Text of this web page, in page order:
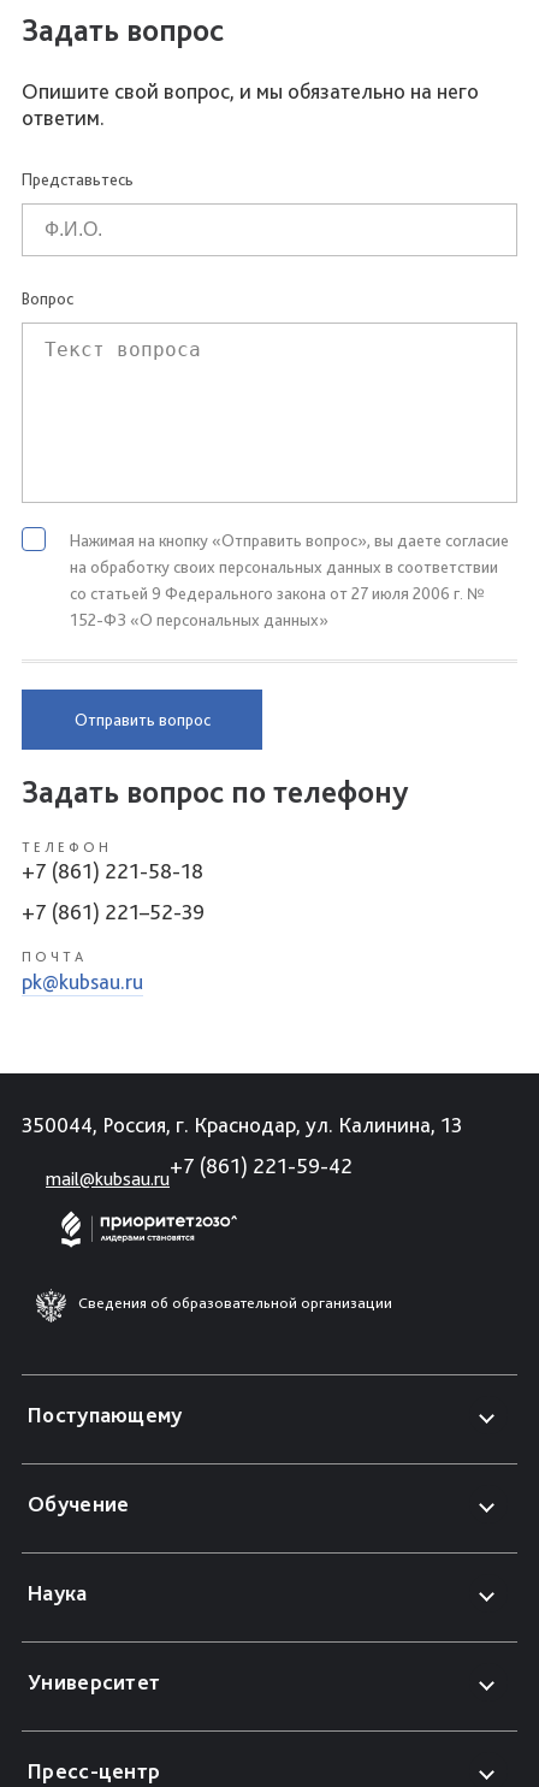
Задать вопрос
Опишите свой вопрос, и мы обязательно на него
ответим.
Представьтесь
Вопрос
Нажимая на кнопку «Отправить вопрос», вы даете согласие
на обработку своих персональных данных в соответствии
со статьей 9 Федерального закона от 27 июля 2006 г. №
152-ФЗ «О персональных данных»
Отправить вопрос
Задать вопрос по телефону
ТЕЛЕФОН
+7 (861) 221-58-18
+7 (861) 221–52-39
ПОЧТА
pk@kubsau.ru
350044, Россия, г. Краснодар, ул. Калинина, 13
mail@kubsau.ru
+7 (861) 221-59-42
Сведения об образовательной организации
Поступающему
Обучение
Наука
Университет
Пресс-центр